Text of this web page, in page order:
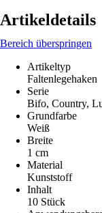
Artikeldetails
Bereich überspringen
Artikeltyp
Faltenlegehaken
Serie
Bifo, Country,
Grundfarbe
Weiß
Breite
1 cm
Material
Kunststoff
Inhalt
10 Stück